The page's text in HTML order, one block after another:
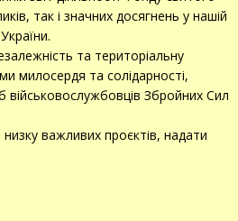
так і значних досягнень у нашій
та територіальну
милосердя та солідарності,
військовослужбовців Збройних Сил
важливих проєктів, надати